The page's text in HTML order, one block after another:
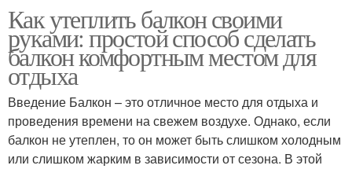
Как утеплить балкон своими
руками: простой способ сделать
балкон комфортным местом для
отдыха
Введение Балкон – это отличное место для отдыха и
проведения времени на свежем воздухе. Однако, если
балкон не утеплен, то он может быть слишком холодным
или слишком жарким в зависимости от сезона. В этой